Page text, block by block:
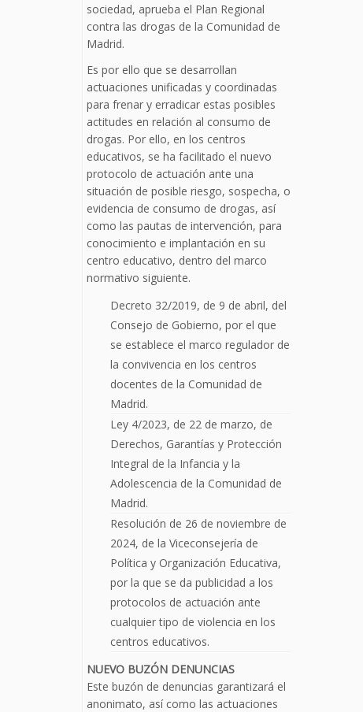
sociedad, aprueba el Plan Regional
contra las drogas de la Comunidad de
Madrid.
Es por ello que se desarrollan
actuaciones unificadas y coordinadas
para frenar y erradicar estas posibles
actitudes en relación al consumo de
drogas. Por ello, en los centros
educativos, se ha facilitado el nuevo
protocolo de actuación ante una
situación de posible riesgo, sospecha, o
evidencia de consumo de drogas, así
como las pautas de intervención, para
conocimiento e implantación en su
centro educativo, dentro del marco
normativo siguiente.
Decreto 32/2019, de 9 de abril, del
Consejo de Gobierno, por el que
se establece el marco regulador de
la convivencia en los centros
docentes de la Comunidad de
Madrid.
Ley 4/2023, de 22 de marzo, de
Derechos, Garantías y Protección
Integral de la Infancia y la
Adolescencia de la Comunidad de
Madrid.
Resolución de 26 de noviembre de
2024, de la Viceconsejería de
Política y Organización Educativa,
por la que se da publicidad a los
protocolos de actuación ante
cualquier tipo de violencia en los
centros educativos.
NUEVO BUZÓN DENUNCIAS
Este buzón de denuncias garantizará el
anonimato, así como las actuaciones